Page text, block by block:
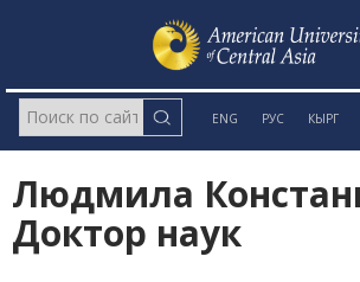
ENG РУС КЫРГ
Людмила
Доктор наук